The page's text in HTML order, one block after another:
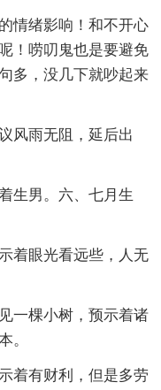
绪影响！和不开心
！唠叨鬼也是要避免
多，没几下就吵起来
雨无阻，延后出
男。六、七月生
眼光看远些，人无
棵小树，预示着诸
。
有财利，但是多劳